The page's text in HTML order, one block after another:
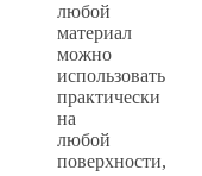
любой
материал
можно
использовать
практически
на
любой
поверхности,